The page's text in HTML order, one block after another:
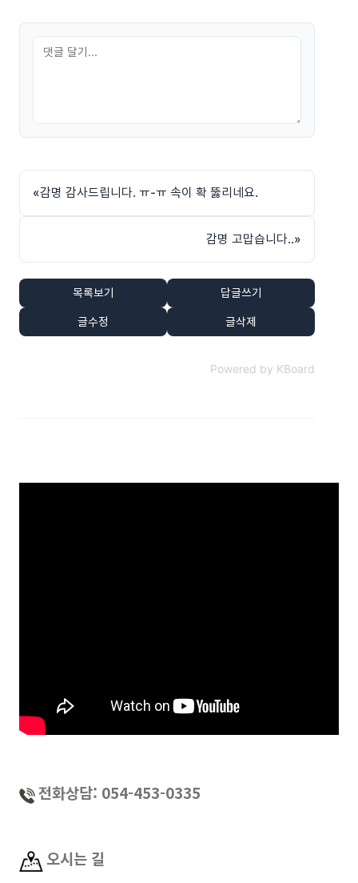
«감명 감사드립니다. ㅠ-ㅠ 속이 확 뚫리네요.
감명 고맙습니다..»
목록보기 답글쓰기
글수정 글삭제
Powered by KBoard
전화상담: 054-453-0335
오시는 길